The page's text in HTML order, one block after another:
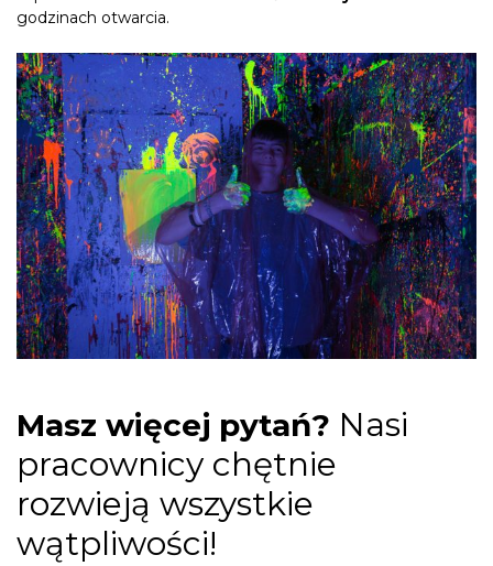
godzinach otwarcia.
Masz więcej pytań? Nasi
pracownicy chętnie
rozwieją wszystkie
wątpliwości!